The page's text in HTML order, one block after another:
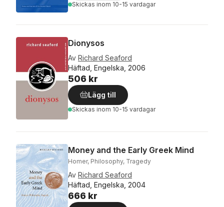
Skickas inom 10-15 vardagar
Dionysos
Av Richard Seaford
Häftad, Engelska, 2006
506 kr
Lägg till
Skickas inom 10-15 vardagar
Money and the Early Greek Mind
Homer, Philosophy, Tragedy
Av Richard Seaford
Häftad, Engelska, 2004
666 kr